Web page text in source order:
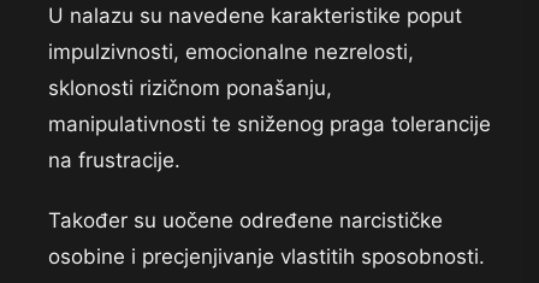
U nalazu su navedene karakteristike poput
impulzivnosti, emocionalne nezrelosti,
sklonosti rizičnom ponašanju,
manipulativnosti te sniženog praga tolerancije
na frustracije.
Također su uočene određene narcističke
osobine i precjenjivanje vlastitih sposobnosti.